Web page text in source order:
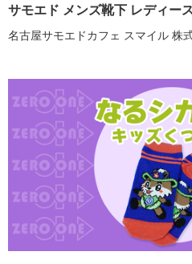
サモエド メンズ靴下 レディー
名古屋サモエドカフェ スマイル 株